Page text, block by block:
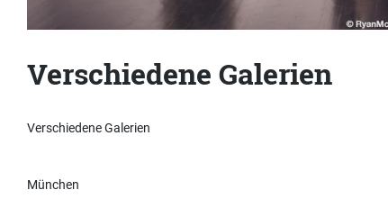
Verschiedene Galerien
Verschiedene Galerien
München